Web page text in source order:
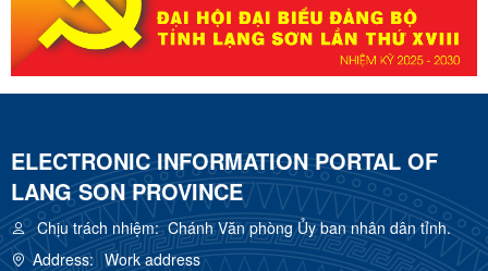
ELECTRONIC INFORMATION PORTAL OF
LANG SON PROVINCE
Chịu trách nhiệm:Chánh Văn phòng Ủy ban nhân dân tỉnh.
Address: Work address